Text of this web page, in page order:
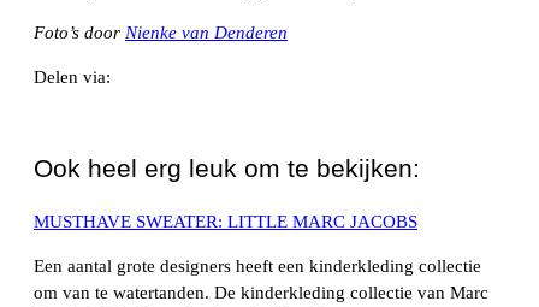
Foto’s door Nienke van Denderen
Delen via:
Ook heel erg leuk om te bekijken:
MUSTHAVE SWEATER: LITTLE MARC JACOBS
Een aantal grote designers heeft een kinderkleding collectie
om van te watertanden. De kinderkleding collectie van Marc